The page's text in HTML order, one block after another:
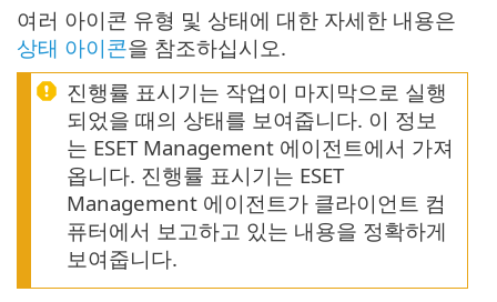
여러 아이콘 유형 및 상태에 대한 자세한 내용은
상태 아이콘을 참조하십시오.
진행률 표시기는 작업이 마지막으로 실행
되었을 때의 상태를 보여줍니다. 이 정보
는 ESET Management 에이전트에서 가져
옵니다. 진행률 표시기는 ESET
Management 에이전트가 클라이언트 컴
퓨터에서 보고하고 있는 내용을 정확하게
보여줍니다.